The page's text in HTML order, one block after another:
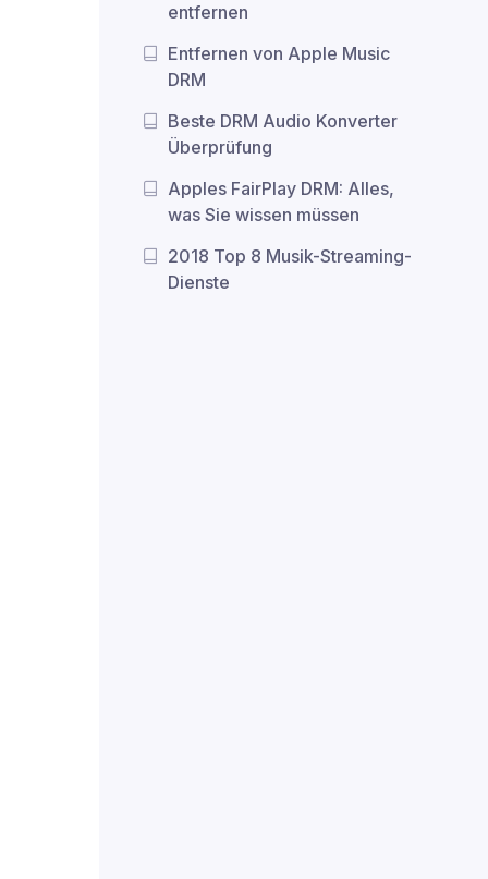
entfernen
Entfernen von Apple Music
DRM
Beste DRM Audio Konverter
Überprüfung
Apples FairPlay DRM: Alles,
was Sie wissen müssen
2018 Top 8 Musik-Streaming-
Dienste